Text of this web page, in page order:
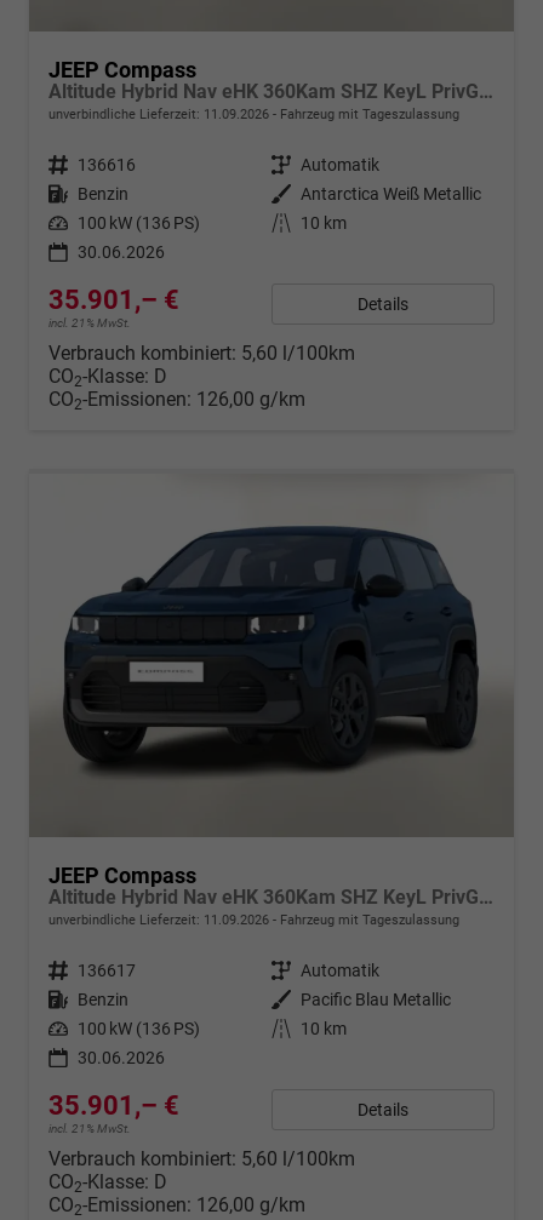
JEEP Compass
Altitude Hybrid Nav eHK 360Kam SHZ KeyL PrivG 18Z
unverbindliche Lieferzeit: 11.09.2026 Fahrzeug mit Tageszulassung
Fahrzeugnr. 136616 Getriebe Automatik
Kraftstoff Benzin Außenfarbe Antarctica Weiß Metallic
Leistung 100 kW (136 PS) Kilometerstand
10 km
30.06.2026
35.901,– €
incl. 21% MwSt.
Details
Verbrauch kombiniert: 5,60 l/100km
CO2-Klasse: D
CO2-Emissionen: 126,00 g/km
JEEP Compass
Altitude Hybrid Nav eHK 360Kam SHZ KeyL PrivG 18Z
unverbindliche Lieferzeit: 11.09.2026 Fahrzeug mit Tageszulassung
Fahrzeugnr. 136617 Getriebe Automatik
Kraftstoff Benzin Außenfarbe Pacific Blau Metallic
Leistung 100 kW (136 PS) Kilometerstand
10 km
30.06.2026
35.901,– €
incl. 21% MwSt.
Details
Verbrauch kombiniert: 5,60 l/100km
CO2-Klasse: D
CO2-Emissionen: 126,00 g/km